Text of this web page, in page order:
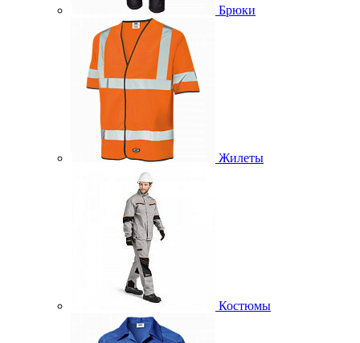
Брюки
Жилеты
Костюмы